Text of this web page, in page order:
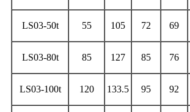
LS03-50t 55 105 72 69
LS03-80t 85 127 85 76
LS03-100t 120 133.5 95 92